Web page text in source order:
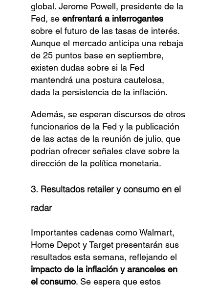
global. Jerome Powell, presidente de la
Fed, se enfrentará a interrogantes
sobre el futuro de las tasas de interés.
Aunque el mercado anticipa una rebaja
de 25 puntos base en septiembre,
existen dudas sobre si la Fed
mantendrá una postura cautelosa,
dada la persistencia de la inflación.
Además, se esperan discursos de otros
funcionarios de la Fed y la publicación
de las actas de la reunión de julio, que
podrían ofrecer señales clave sobre la
dirección de la política monetaria.
3. Resultados retailer y consumo en el
radar
Importantes cadenas como Walmart,
Home Depot y Target presentarán sus
resultados esta semana, reflejando el
impacto de la inflación y aranceles en
el consumo. Se espera que estos